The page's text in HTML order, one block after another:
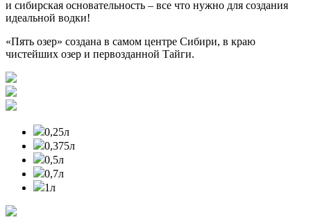
и сибирская основательность – все что нужно для создания
идеальной водки!
«Пять озер» создана в самом центре Сибири, в краю
чистейших озер и первозданной Тайги.
0,25л
0,375л
0,5л
0,7л
1л